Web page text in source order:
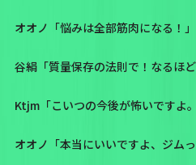
オオノ「悩みは全部筋肉になる！」
谷絹「質量保存の法則で！なるほ
Ktjm「こいつの今後が怖いですよ。
オオノ「本当にいいですよ、ジムっ